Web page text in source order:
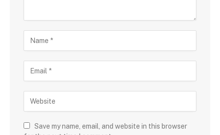
Save my name, email, and website in this browser